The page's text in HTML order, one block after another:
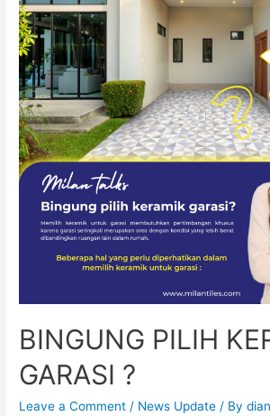
BINGUNG PILIH
GARASI ?
Leave a Comment / News Update / By